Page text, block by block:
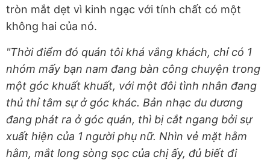
tròn mắt dẹt vì kinh ngạc với tính chất có một
không hai của nó.
"Thời điểm đó quán tôi khá vắng khách, chỉ có 1
nhóm mấy bạn nam đang bàn công chuyện trong
một góc khuất khuất, với một đôi tình nhân đang
thủ thỉ tâm sự ở góc khác. Bản nhạc du dương
đang phát ra ở góc quán, thì bị cắt ngang bởi sự
xuất hiện của 1 người phụ nữ. Nhìn vẻ mặt hằm
hằm, mắt long sòng sọc của chị ấy, đủ biết đi